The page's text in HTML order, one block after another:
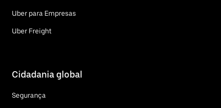
Uber para Empresas
Uber Freight
Cidadania global
Segurança